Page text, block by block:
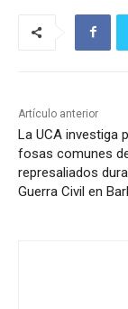
Artículo anterior
La UCA investiga
fosas comunes
represaliados
Guerra Civil en